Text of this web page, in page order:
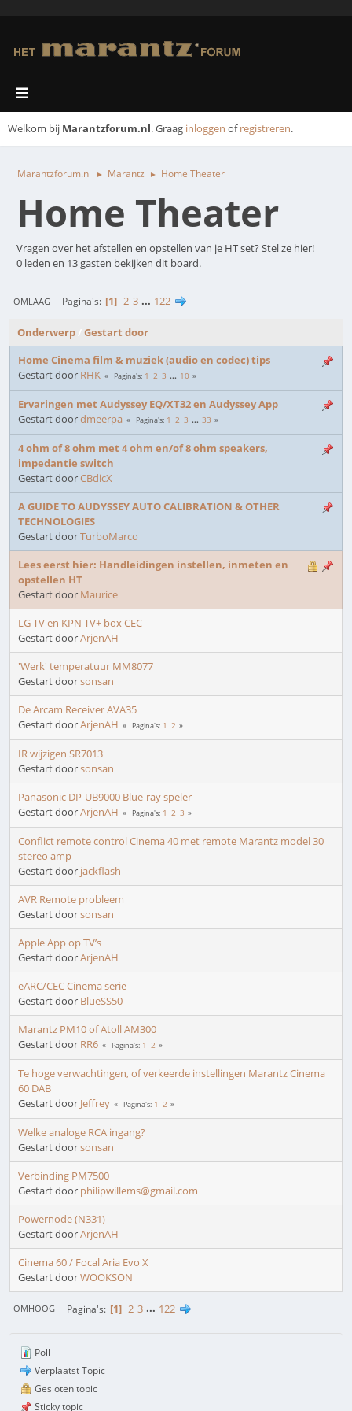
Welkom bij Marantzforum.nl. Graag inloggen ofregistreren.
Marantzforum.nl ► Marantz ► Home Theater
Home Theater
Vragen over het afstellen en opstellen van je HT set? Stel ze hier!
0 leden en 13 gasten bekijken dit board.
OMLAAG Pagina's 1 2 3 ... 122
Onderwerp
Gestart door
Home Cinema film & muziek (audio en codec) tips
Gestart door RHK Pagina's 1 2 3 ... 10
Ervaringen met Audyssey EQ/XT32 en Audyssey App
Gestart doordmeerpa Pagina's 1 2 3 ... 33
4 ohm of 8 ohm met 4 ohm en/of 8 ohm speakers,
impedantie switch
Gestart doorCBdicX
A GUIDE TO AUDYSSEY AUTO CALIBRATION & OTHER
TECHNOLOGIES
Gestart doorTurboMarco
Lees eerst hier: Handleidingen instellen, inmeten en
opstellen HT
Gestart door Maurice
LG TV en KPN TV+ box CEC
Gestart doorArjenAH
'Werk' temperatuur MM8077
Gestart doorsonsan
De Arcam Receiver AVA35
Gestart doorArjenAH Pagina's 1 2
IR wijzigen SR7013
Gestart doorsonsan
Panasonic DP-UB9000 Blue-ray speler
Gestart doorArjenAH Pagina's 1 2 3
Conflict remote control Cinema 40 met remote Marantz model 30
stereo amp
Gestart door jackflash
AVR Remote probleem
Gestart doorsonsan
Apple App op TV’s
Gestart doorArjenAH
eARC/CEC Cinema serie
Gestart door BlueSS50
Marantz PM10 of Atoll AM300
Gestart door RR6 Pagina's 1 2
Te hoge verwachtingen, of verkeerde instellingen Marantz Cinema
60 DAB
Gestart door Jeffrey Pagina's 1 2
Welke analoge RCA ingang?
Gestart doorsonsan
Verbinding PM7500
Gestart door philipwillems@gmail.com
Powernode (N331)
Gestart doorArjenAH
Cinema 60 / Focal Aria Evo X
Gestart doorWOOKSON
OMHOOG Pagina's 1 2 3 ... 122
Poll
Verplaatst Topic
Gesloten topic
Sticky topic